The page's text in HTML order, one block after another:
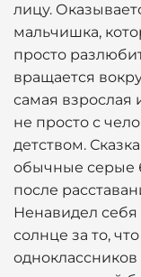
лицу.
мальчишка,
просто
вращается
самая взрослая
не просто с
детством.
обычные серые
после
Ненавидел себя
солнце за то,
одноклассников